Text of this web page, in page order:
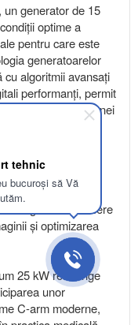
tehnic
bucuroși să Vă
un generator de 15
optime a
pentru care este
generatoarelor
algoritmii avansați
performanți, permit
fără necesitatea unei
nu
clinice a
un ansamblu de
de reducere
și optimizarea
25 kW restrânge
unor
C-arm moderne,